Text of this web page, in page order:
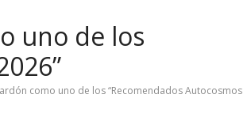
uno de los
como uno de los “Recomendados Autocosmos